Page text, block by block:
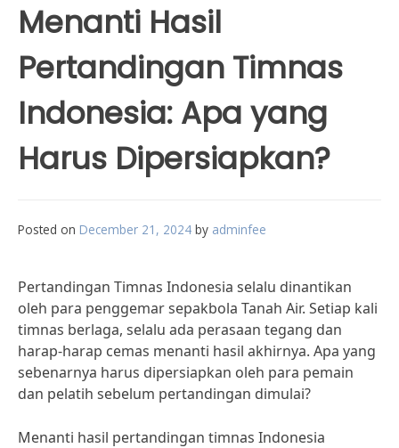
Menanti Hasil
Pertandingan Timnas
Indonesia: Apa yang
Harus Dipersiapkan?
Posted on December 21, 2024 by adminfee
Pertandingan Timnas Indonesia selalu dinantikan
oleh para penggemar sepakbola Tanah Air. Setiap kali
timnas berlaga, selalu ada perasaan tegang dan
harap-harap cemas menanti hasil akhirnya. Apa yang
sebenarnya harus dipersiapkan oleh para pemain
dan pelatih sebelum pertandingan dimulai?
Menanti hasil pertandingan timnas Indonesia